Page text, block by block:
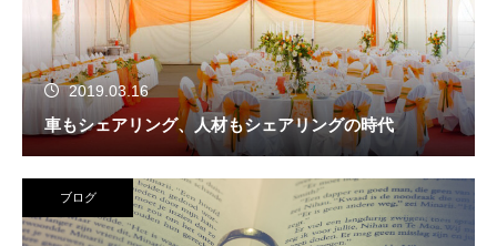
2019.03.16
車もシェアリング、人材もシェアリングの時代
ブログ